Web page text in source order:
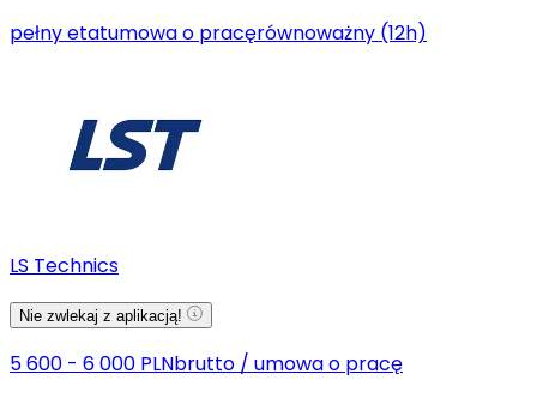
pełny etatumowa o pracęrównoważny (12h)
LS Technics
Nie zwlekaj z aplikacją!
5 600 - 6 000 PLNbrutto / umowa o pracę